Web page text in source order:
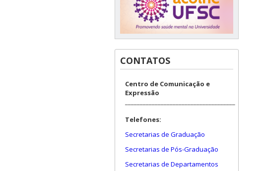
CONTATOS
Centro de Comunicação e
Expressão
Telefones:
Secretarias de Graduação
Secretarias de Pós-Graduação
Secretarias de Departamentos